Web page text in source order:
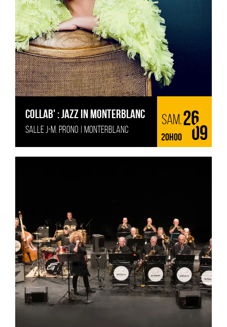
COLLAB' : JAZZ IN MONTERBLANC
SALLE J-M. PRONO | MONTERBLANC
sam.26
09
20H00